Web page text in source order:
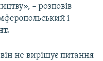
– розповів
і
не вирішує питання